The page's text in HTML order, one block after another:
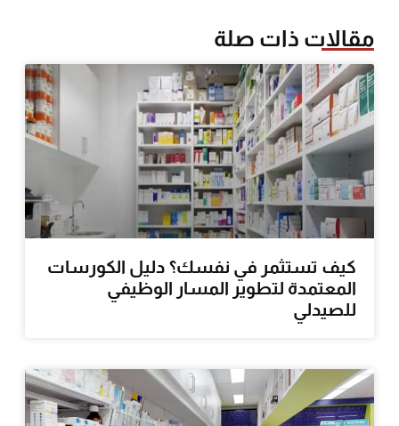
مقالات ذات صلة
كيف تستثمر في نفسك؟ دليل الكورسات
المعتمدة لتطوير المسار الوظيفي
للصيدلي